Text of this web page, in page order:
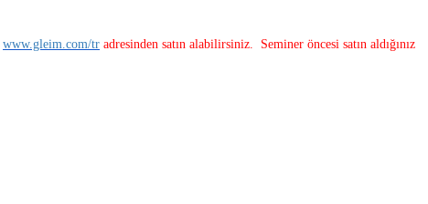
www.gleim.com/tr adresinden satın alabilirsiniz. Seminer öncesi satın aldığınız